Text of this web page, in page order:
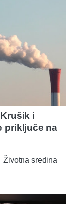
i
priključe na
Životna sredina